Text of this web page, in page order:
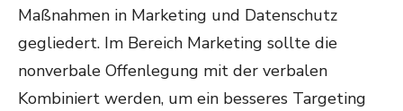
Maßnahmen in Marketing und Datenschutz
gegliedert. Im Bereich Marketing sollte die
nonverbale Offenlegung mit der verbalen
Kombiniert werden, um ein besseres Targeting